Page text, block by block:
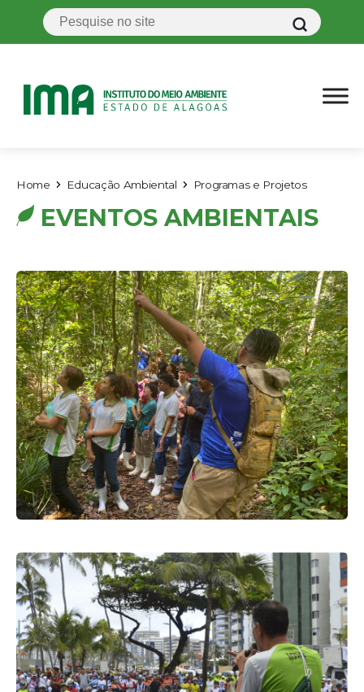
Home Educação Ambiental Programas e Projetos
EVENTOS AMBIENTAIS